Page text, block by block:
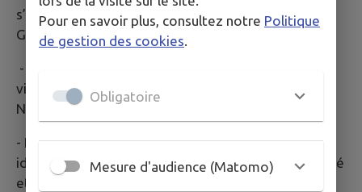
s’étage de 725m au pont des Douanes à 1300m au
Gros Crétêt :
- Le plateau habité, structuré autour de son lac. Le
village lui-même y est implanté entre l’anticlinal du
Noirmont à l’Est et celui du Risoux à l’Ouest.
- Le massif boisé du Risoux, à l’Ouest, bien
identifiable grâce à son plateau légèrement vallonné
et ses épais boisements.
Pour en savoir plus, consultez notre Politique
de gestion des cookies.
Obligatoire
Mesure d'audience (Matomo)